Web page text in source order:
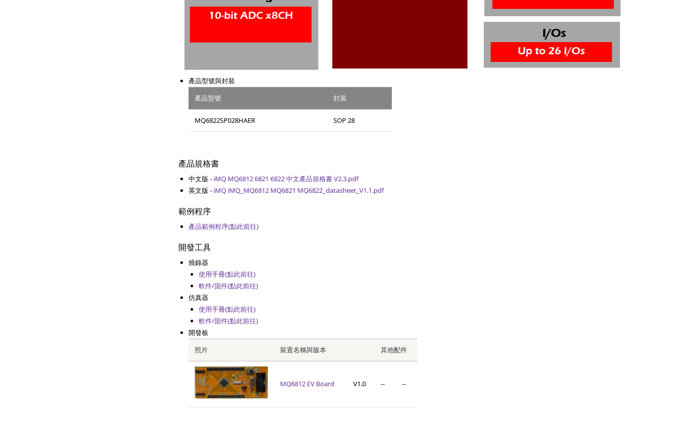
產品型號與封裝
產品型號
封装
MQ6822SP028HAER SOP 28
產品規格書
中文版 - iMQ MQ6812 6821 6822 中文產品規格書 V2.3.pdf
英文版 - iMQ iMQ_MQ6812 MQ6821 MQ6822_datasheet_V1.1.pdf
範例程序
產品範例程序(點此前往)
開發工具
燒錄器
使用手冊(點此前往)
軟件/固件(點此前往)
仿真器
使用手冊(點此前往)
軟件/固件(點此前往)
開發板
照片
裝置名稱與版本 其他配件
MQ6812 EV Board V1.0 -- --